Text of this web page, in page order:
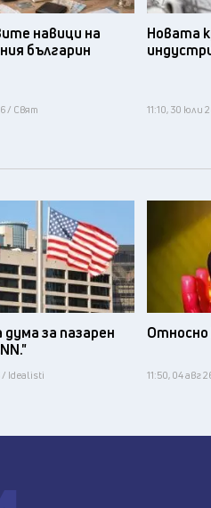
навици на
българин
/ Свят
Новата
11:10, 30 юли
за пазарен
/ Idealisti
Относно
11:50, 04 авг